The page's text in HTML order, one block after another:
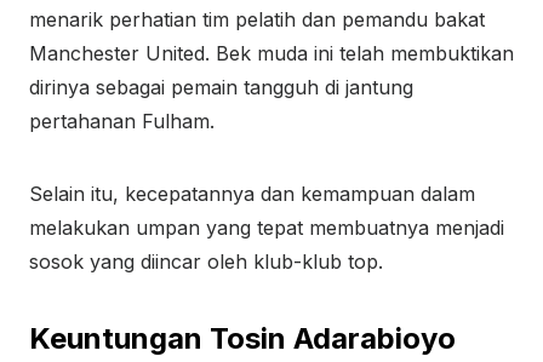
menarik perhatian tim pelatih dan pemandu bakat
Manchester United. Bek muda ini telah membuktikan
dirinya sebagai pemain tangguh di jantung
pertahanan Fulham.
Selain itu, kecepatannya dan kemampuan dalam
melakukan umpan yang tepat membuatnya menjadi
sosok yang diincar oleh klub-klub top.
Keuntungan Tosin Adarabioyo